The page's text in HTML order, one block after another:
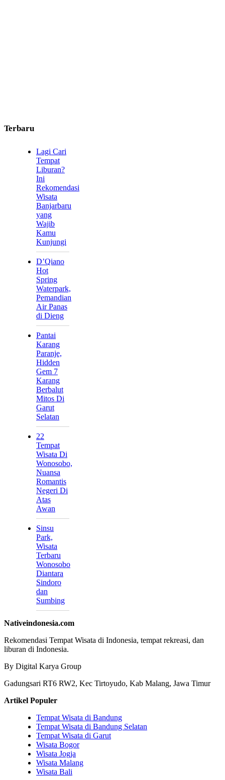
Terbaru
Lagi Cari
Tempat
Liburan?
Ini
Rekomendasi
Wisata
Banjarbaru
yang
Wajib
Kamu
Kunjungi
D’Qiano
Hot
Spring
Waterpark,
Pemandian
Air Panas
di Dieng
Pantai
Karang
Paranje,
Hidden
Gem 7
Karang
Berbalut
Mitos Di
Garut
Selatan
22
Tempat
Wisata Di
Wonosobo,
Nuansa
Romantis
Negeri Di
Atas
Awan
Sinsu
Park,
Wisata
Terbaru
Wonosobo
Diantara
Sindoro
dan
Sumbing
Nativeindonesia.com
Rekomendasi Tempat Wisata di Indonesia, tempat rekreasi, dan
liburan di Indonesia.
By Digital Karya Group
Gadungsari RT6 RW2, Kec Tirtoyudo, Kab Malang, Jawa Timur
Artikel Populer
Tempat Wisata di Bandung
Tempat Wisata di Bandung Selatan
Tempat Wisata di Garut
Wisata Bogor
Wisata Jogja
Wisata Malang
Wisata Bali